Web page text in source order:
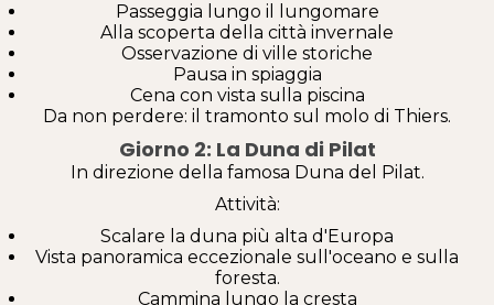
Passeggia lungo il lungomare
Alla scoperta della città invernale
Osservazione di ville storiche
Pausa in spiaggia
Cena con vista sulla piscina
Da non perdere: il tramonto sul molo di Thiers.
Giorno 2: La Duna di Pilat
In direzione della famosa Duna del Pilat.
Attività:
Scalare la duna più alta d'Europa
Vista panoramica eccezionale sull'oceano e sulla
foresta.
Cammina lungo la cresta